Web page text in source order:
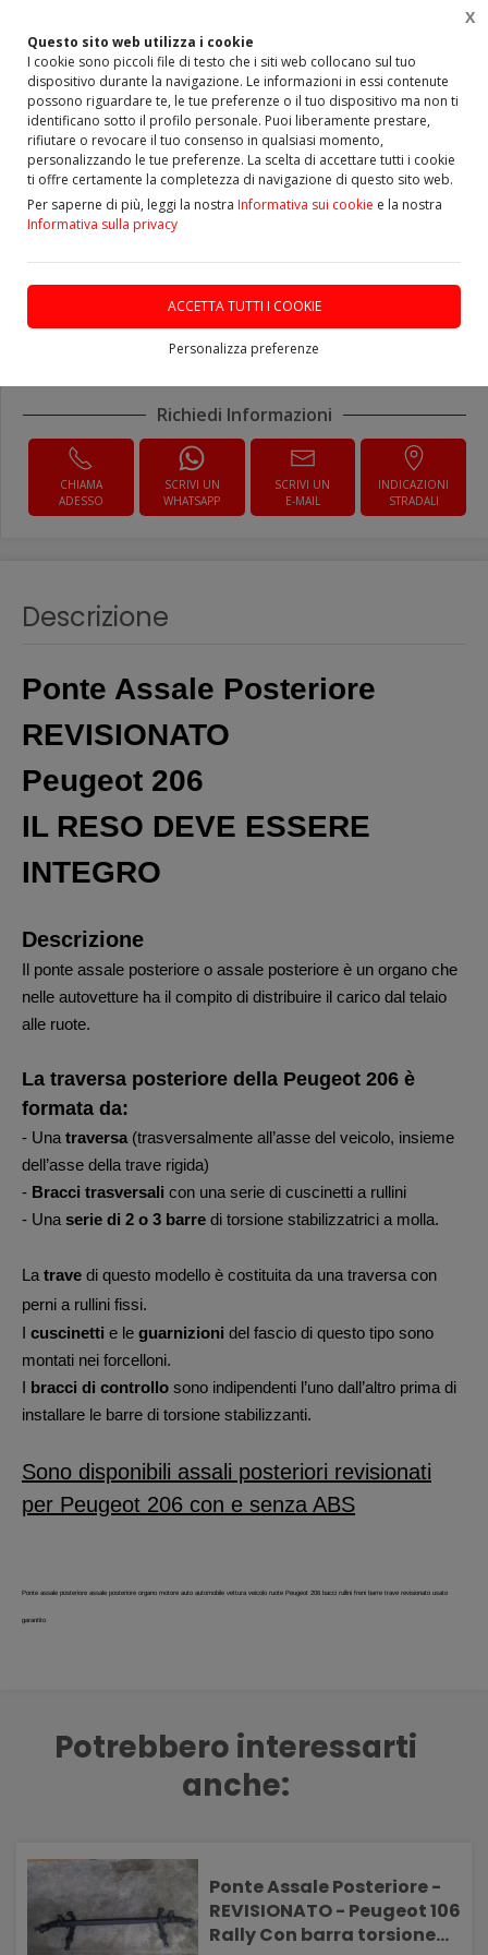
Questo sito web utilizza i cookie
I cookie sono piccoli file di testo che i siti web collocano sul tuo
dispositivo durante la navigazione. Le informazioni in essi contenute
possono riguardare te, le tue preferenze o il tuo dispositivo ma non ti
identificano sotto il profilo personale. Puoi liberamente prestare,
rifiutare o revocare il tuo consenso in qualsiasi momento,
personalizzando le tue preferenze. La scelta di accettare tutti i cookie
ti offre certamente la completezza di navigazione di questo sito web.
Per saperne di più, leggi la nostra Informativa sui cookie e la nostra
Informativa sulla privacy
ACCETTA TUTTI I COOKIE
Personalizza preferenze
X
Home Vetrina Ponte o Assale Ponte Revisionato
Ponte Assale Posteriore -
REVISIONATO - Peugeot 206
- IL RESO DEVE ESSERE
INTEGRO-
Richiedi Informazioni
CHIAMA
ADESSO
SCRIVI UN
WHATSAPP
SCRIVI UN
E-MAIL
INDICAZIONI
STRADALI
Descrizione
Ponte Assale Posteriore
REVISIONATO
Peugeot 206
IL RESO DEVE ESSERE
INTEGRO
Descrizione
Il ponte assale posteriore o assale posteriore è un organo che
nelle autovetture ha il compito di distribuire il carico dal telaio
alle ruote.
La traversa posteriore della Peugeot 206 è
formata da:
- Una traversa (trasversalmente all’asse del veicolo, insieme
dell’asse della trave rigida)
- Bracci trasversali con una serie di cuscinetti a rullini
- Una serie di 2 o 3 barre di torsione stabilizzatrici a molla.
La trave di questo modello è costituita da una traversa con
perni a rullini fissi.
I cuscinetti e le guarnizioni del fascio di questo tipo sono
montati nei forcelloni.
I bracci di controllo sono indipendenti l’uno dall’altro prima di
installare le barre di torsione stabilizzanti.
Sono disponibili assali posteriori revisionati
per Peugeot 206 con e senza ABS
Ponte assale posteriore assale posteriore organo motore auto automobile vettura veicolo ruote Peugeot 206 bacci rullini freni barre trave revisionato usato
garantito
Potrebbero interessarti
anche:
Ponte Assale Posteriore -
REVISIONATO - Peugeot 106
Rally Con barra torsione